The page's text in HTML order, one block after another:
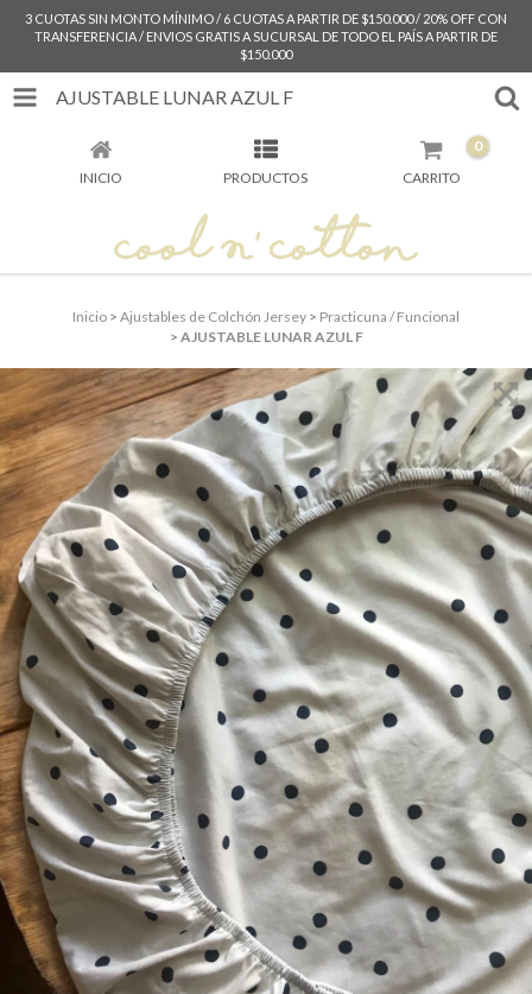
3 CUOTAS SIN MONTO MÍNIMO / 6 CUOTAS A PARTIR DE $150.000 / 20% OFF CON
TRANSFERENCIA / ENVIOS GRATIS A SUCURSAL DE TODO EL PAÍS A PARTIR DE
$150.000
AJUSTABLE LUNAR AZUL F
INICIO PRODUCTOS CARRITO
0
Inicio > Ajustables de Colchón Jersey > Practicuna / Funcional
> AJUSTABLE LUNAR AZUL F